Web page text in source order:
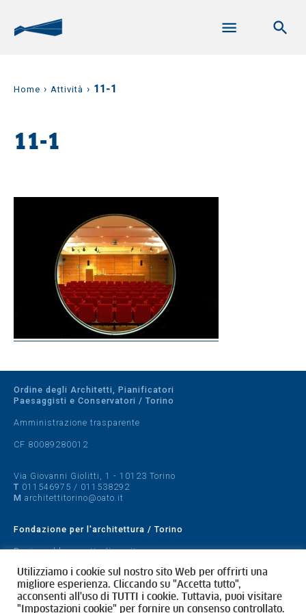
Home › Attività › 11-1
11-1
Ordine degli Architetti, Pianificatori
Paesaggisti e Conservatori / Torino
Amministrazione trasparente
CF 80089280012
Via Giovanni Giolitti, 1 - 10123 Torino
T 011546975 / 011538292
M architettitorino@oato.it
Fondazione per l'architettura / Torino
Designed byquattrolinee.it
Cookie Policy
Privacy Policy
Utilizziamo i cookie sul nostro sito Web per offrirti una
migliore esperienza. Cliccando su "Accetta tutto",
acconsenti all'uso di TUTTI i cookie. Tuttavia, puoi visitare
"Impostazioni cookie" per fornire un consenso controllato.